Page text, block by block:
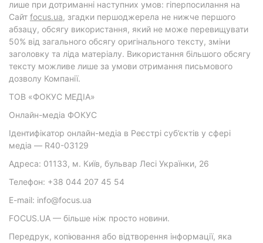
лише при дотриманні наступних умов: гіперпосилання на
Cайт focus.ua, згадки першоджерела не нижче першого
абзацу, обсягу використання, який не може перевищувати
50% від загального обсягу оригінального тексту, зміни
заголовку та ліда матеріалу. Використання більшого обсягу
тексту можливе лише за умови отримання письмового
дозволу Компанії.
ТОВ «ФОКУС МЕДІА»
Онлайн-медіа ФОКУС
Ідентифікатор онлайн-медіа в Реєстрі суб’єктів у сфері
медіа — R40-03129
Адреса: 01133, м. Київ, бульвар Лесі Українки, 26
Телефон: +38 044 207 45 54
E-mail: info@focus.ua
FOCUS.UA — більше ніж просто новини.
Передрук, копіювання або відтворення інформації, яка